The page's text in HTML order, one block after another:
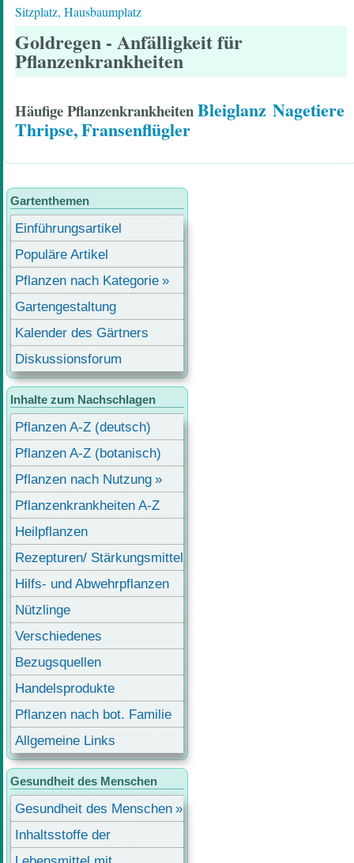
Sitzplatz, Hausbaumplatz
Goldregen - Anfälligkeit für
Pflanzenkrankheiten
Häufige PflanzenkrankheitenBleiglanz Nagetiere
Thripse, Fransenflügler
Gartenthemen
Einführungsartikel
Populäre Artikel
Pflanzen nach Kategorie
Gartengestaltung
Kalender des Gärtners
Diskussionsforum
Inhalte zum Nachschlagen
Pflanzen A-Z (deutsch)
Pflanzen A-Z (botanisch)
Pflanzen nach Nutzung
Pflanzenkrankheiten A-Z
Heilpflanzen
Rezepturen/ Stärkungsmittel
Hilfs- und Abwehrpflanzen
Nützlinge
Verschiedenes
Bezugsquellen
Handelsprodukte
Pflanzen nach bot. Familie
Allgemeine Links
Gesundheit des Menschen
Gesundheit des Menschen
Inhaltsstoffe der